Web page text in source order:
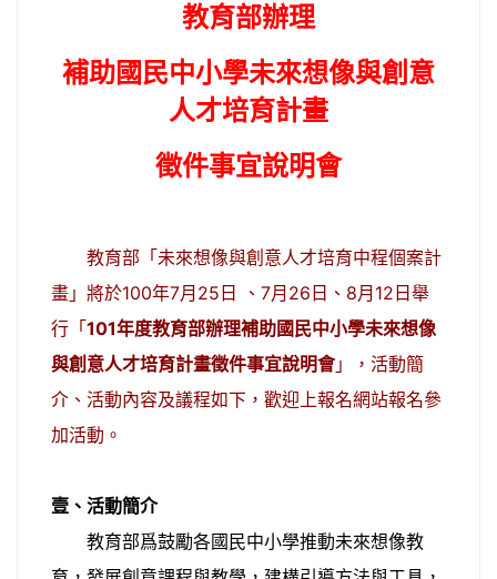
教育部辦理
補助國民中小學未來想像與創意
人才培育計畫
徵件事宜說明會
教育部 「未來想像與創意人才培育中程個案計
畫」 將於100年7月25日 、7月26日、8月12日舉
行「101年度教育部辦理補助國民中小學未來想像
與創意人才培育計畫徵件事宜說明會」，活動簡
介、活動內容及議程如下，歡迎上報名網站報名參
加活動。
壹、活動簡介
教育部爲鼓勵各國民中小學推動未來想像教